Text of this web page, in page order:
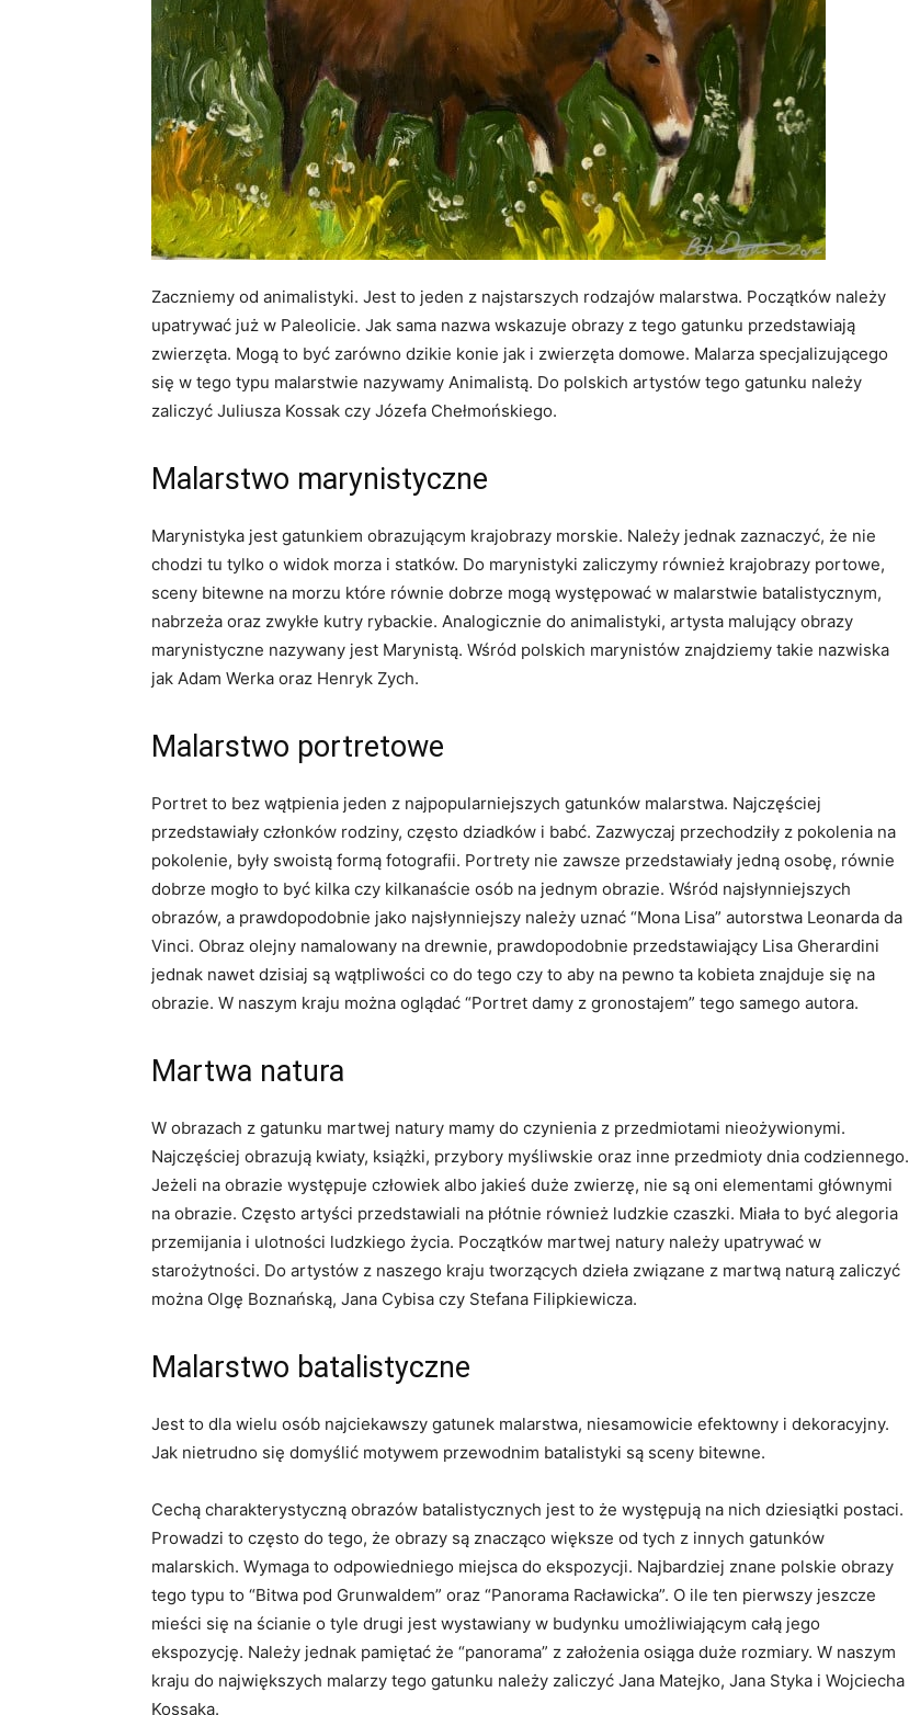
Zaczniemy od animalistyki. Jest to jeden z najstarszych rodzajów malarstwa. Początków należy
upatrywać już w Paleolicie. Jak sama nazwa wskazuje obrazy z tego gatunku przedstawiają
zwierzęta. Mogą to być zarówno dzikie konie jak i zwierzęta domowe. Malarza specjalizującego
się w tego typu malarstwie nazywamy Animalistą. Do polskich artystów tego gatunku należy
zaliczyć Juliusza Kossak czy Józefa Chełmońskiego.
Malarstwo marynistyczne
Marynistyka jest gatunkiem obrazującym krajobrazy morskie. Należy jednak zaznaczyć, że nie
chodzi tu tylko o widok morza i statków. Do marynistyki zaliczymy również krajobrazy portowe,
sceny bitewne na morzu które równie dobrze mogą występować w malarstwie batalistycznym,
nabrzeża oraz zwykłe kutry rybackie. Analogicznie do animalistyki, artysta malujący obrazy
marynistyczne nazywany jest Marynistą. Wśród polskich marynistów znajdziemy takie nazwiska
jak Adam Werka oraz Henryk Zych.
Malarstwo portretowe
Portret to bez wątpienia jeden z najpopularniejszych gatunków malarstwa. Najczęściej
przedstawiały członków rodziny, często dziadków i babć. Zazwyczaj przechodziły z pokolenia na
pokolenie, były swoistą formą fotografii. Portrety nie zawsze przedstawiały jedną osobę, równie
dobrze mogło to być kilka czy kilkanaście osób na jednym obrazie. Wśród najsłynniejszych
obrazów, a prawdopodobnie jako najsłynniejszy należy uznać “Mona Lisa” autorstwa Leonarda da
Vinci. Obraz olejny namalowany na drewnie, prawdopodobnie przedstawiający Lisa Gherardini
jednak nawet dzisiaj są wątpliwości co do tego czy to aby na pewno ta kobieta znajduje się na
obrazie. W naszym kraju można oglądać “Portret damy z gronostajem” tego samego autora.
Martwa natura
W obrazach z gatunku martwej natury mamy do czynienia z przedmiotami nieożywionymi.
Najczęściej obrazują kwiaty, książki, przybory myśliwskie oraz inne przedmioty dnia codziennego.
Jeżeli na obrazie występuje człowiek albo jakieś duże zwierzę, nie są oni elementami głównymi
na obrazie. Często artyści przedstawiali na płótnie również ludzkie czaszki. Miała to być alegoria
przemijania i ulotności ludzkiego życia. Początków martwej natury należy upatrywać w
starożytności. Do artystów z naszego kraju tworzących dzieła związane z martwą naturą zaliczyć
można Olgę Boznańską, Jana Cybisa czy Stefana Filipkiewicza.
Malarstwo batalistyczne
Jest to dla wielu osób najciekawszy gatunek malarstwa, niesamowicie efektowny i dekoracyjny.
Jak nietrudno się domyślić motywem przewodnim batalistyki są sceny bitewne.
Cechą charakterystyczną obrazów batalistycznych jest to że występują na nich dziesiątki postaci.
Prowadzi to często do tego, że obrazy są znacząco większe od tych z innych gatunków
malarskich. Wymaga to odpowiedniego miejsca do ekspozycji. Najbardziej znane polskie obrazy
tego typu to “Bitwa pod Grunwaldem” oraz “Panorama Racławicka”. O ile ten pierwszy jeszcze
mieści się na ścianie o tyle drugi jest wystawiany w budynku umożliwiającym całą jego
ekspozycję. Należy jednak pamiętać że “panorama” z założenia osiąga duże rozmiary. W naszym
kraju do największych malarzy tego gatunku należy zaliczyć Jana Matejko, Jana Styka i Wojciecha
Kossaka.